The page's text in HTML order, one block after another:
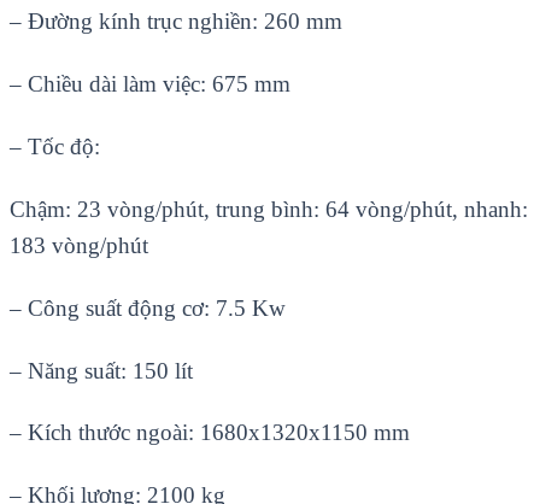
– Đường kính trục nghiền: 260 mm
– Chiều dài làm việc: 675 mm
– Tốc độ:
Chậm: 23 vòng/phút, trung bình: 64 vòng/phút, nhanh:
183 vòng/phút
– Công suất động cơ: 7.5 Kw
– Năng suất: 150 lít
– Kích thước ngoài: 1680x1320x1150 mm
– Khối lượng: 2100 kg